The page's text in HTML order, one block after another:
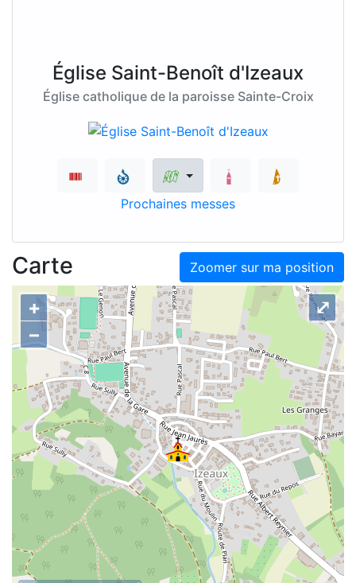
Église Saint-Benoît d'Izeaux
Église catholique de la paroisse Sainte-Croix
Prochaines messes
Zoomer sur ma position
Carte
+
–
⤢